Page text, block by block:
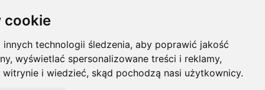
cookie
technologii śledzenia, aby poprawić jakość
wyświetlać spersonalizowane treści i reklamy,
i wiedzieć, skąd pochodzą nasi użytkownicy.